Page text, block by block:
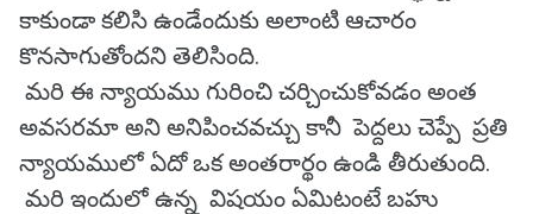
కాకుండా కలిసి ఉండేందుకు అలాంటి ఆచారం
కొనసాగుతోందని తెలిసింది.
మరి ఈ న్యాయము గురించి చర్చించుకోవడం అంత
అవసరమా అని అనిపించవచ్చు కానీ పెద్దలు చెప్పే ప్రతి
న్యాయములో ఏదో ఒక అంతరార్థం ఉండి తీరుతుంది.
మరి ఇందులో ఉన్న విషయం ఏమిటంటే బహు